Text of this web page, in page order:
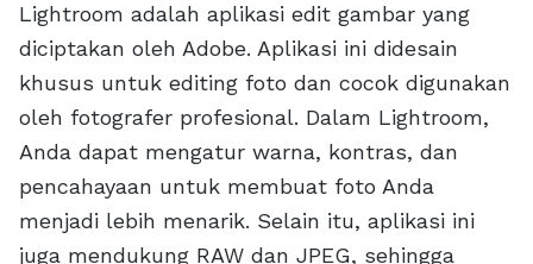
Lightroom adalah aplikasi edit gambar yang
diciptakan oleh Adobe. Aplikasi ini didesain
khusus untuk editing foto dan cocok digunakan
oleh fotografer profesional. Dalam Lightroom,
Anda dapat mengatur warna, kontras, dan
pencahayaan untuk membuat foto Anda
menjadi lebih menarik. Selain itu, aplikasi ini
juga mendukung RAW dan JPEG, sehingga